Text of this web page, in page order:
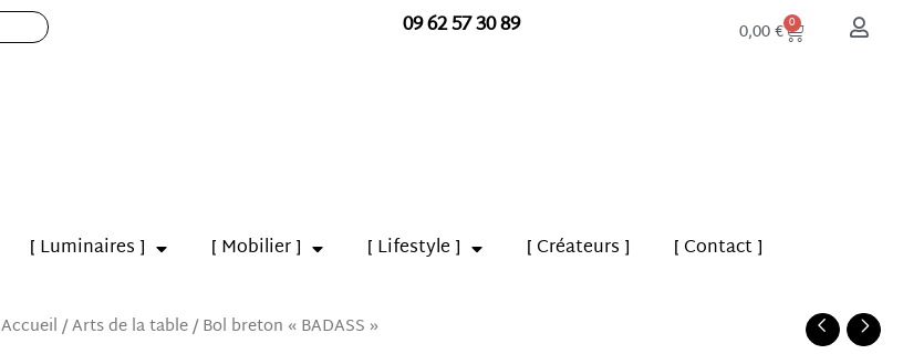
09 62 57 30 89 0,00€ 0
Panier
[ Luminaires ] [ Mobilier ] [ Lifestyle ] [ Créateurs ] [ Contact ]
Accueil/Arts de la table/ Bol breton « BADASS »
quantité